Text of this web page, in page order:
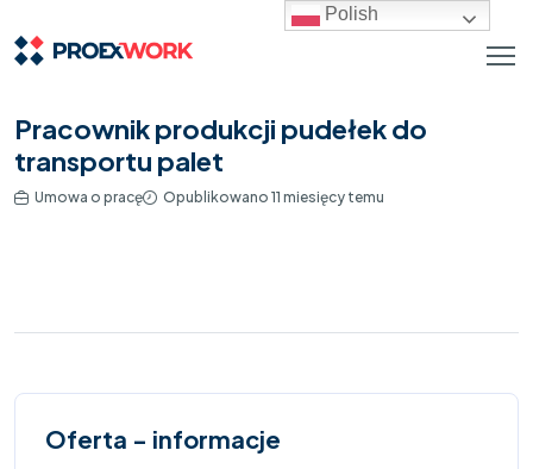
Pracownik produkcji pudełek do
transportu palet ️
Umowa o pracę Opublikowano 11 miesięcy temu
Oferta - informacje
Polish